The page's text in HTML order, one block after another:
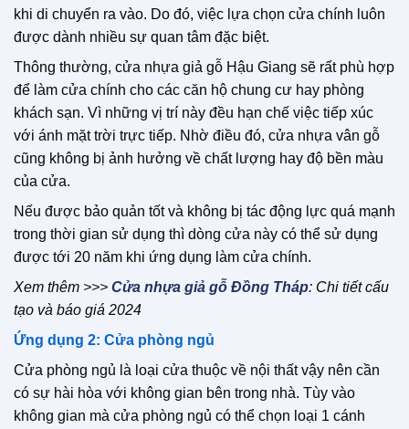
khi di chuyển ra vào. Do đó, việc lựa chọn cửa chính luôn
được dành nhiều sự quan tâm đặc biệt.
Thông thường, cửa nhựa giả gỗ Hậu Giang sẽ rất phù hợp
để làm cửa chính cho các căn hộ chung cư hay phòng
khách sạn. Vì những vị trí này đều hạn chế việc tiếp xúc
với ánh mặt trời trực tiếp. Nhờ điều đó, cửa nhựa vân gỗ
cũng không bị ảnh hưởng về chất lượng hay độ bền màu
của cửa.
Nếu được bảo quản tốt và không bị tác động lực quá mạnh
trong thời gian sử dụng thì dòng cửa này có thể sử dụng
được tới 20 năm khi ứng dụng làm cửa chính.
Xem thêm >>> Cửa nhựa giả gỗ Đồng Tháp: Chi tiết cấu
tạo và báo giá 2024
Ứng dụng 2: Cửa phòng ngủ
Cửa phòng ngủ là loại cửa thuộc về nội thất vậy nên cần
có sự hài hòa với không gian bên trong nhà. Tùy vào
không gian mà cửa phòng ngủ có thể chọn loại 1 cánh